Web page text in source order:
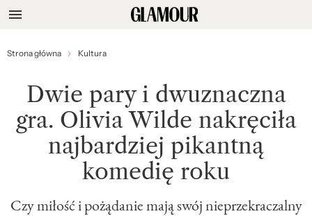
Strona główna Kultura
Dwie pary i dwuznaczna
gra. Olivia Wilde nakręciła
najbardziej pikantną
komedię roku
Czy miłość i pożądanie mają swój nieprzekraczalny